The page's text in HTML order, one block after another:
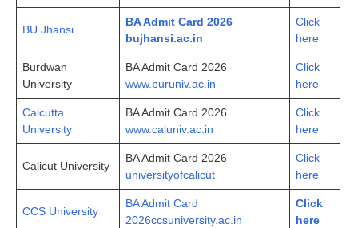
BU Jhansi
BA Admit Card 2026
bujhansi.ac.in
Click
here
Burdwan
University
BA Admit Card 2026
www.buruniv.ac.in
Click
here
Calcutta
University
BA Admit Card 2026
www.caluniv.ac.in
Click
here
Calicut University
BA Admit Card 2026
universityofcalicut
Click
here
CCS University
BA Admit Card
2026ccsuniversity.ac.in
Click
here